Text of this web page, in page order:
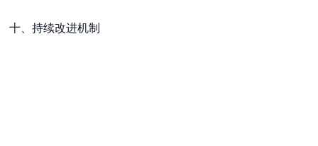
十、持续改进机制